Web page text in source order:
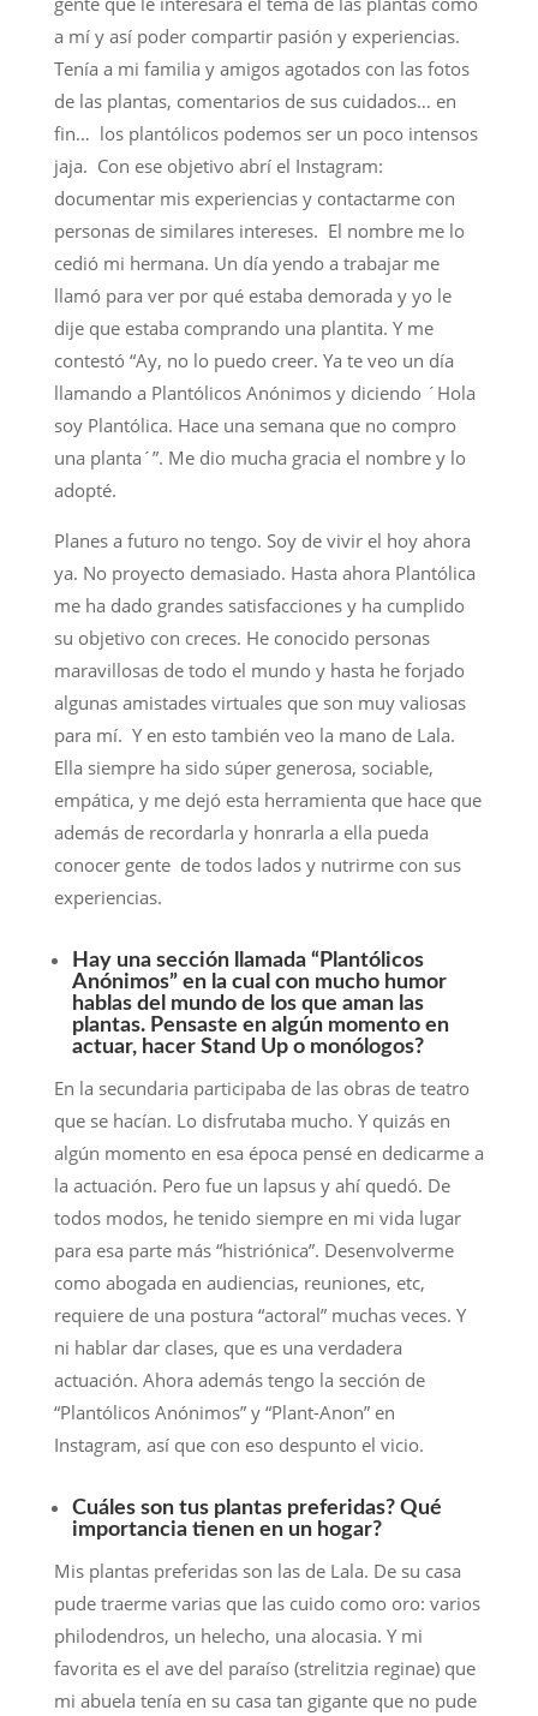
a mí y así poder compartir pasión y experiencias.
Tenía a mi familia y amigos agotados con las fotos
de las plantas, comentarios de sus cuidados… en
fin… los plantólicos podemos ser un poco intensos
jaja. Con ese objetivo abrí el Instagram:
documentar mis experiencias y contactarme con
personas de similares intereses. El nombre me lo
cedió mi hermana. Un día yendo a trabajar me
llamó para ver por qué estaba demorada y yo le
dije que estaba comprando una plantita. Y me
contestó “Ay, no lo puedo creer. Ya te veo un día
llamando a Plantólicos Anónimos y diciendo ´Hola
soy Plantólica. Hace una semana que no compro
una planta´”. Me dio mucha gracia el nombre y lo
adopté.
Planes a futuro no tengo. Soy de vivir el hoy ahora
ya. No proyecto demasiado. Hasta ahora Plantólica
me ha dado grandes satisfacciones y ha cumplido
su objetivo con creces. He conocido personas
maravillosas de todo el mundo y hasta he forjado
algunas amistades virtuales que son muy valiosas
para mí. Y en esto también veo la mano de Lala.
Ella siempre ha sido súper generosa, sociable,
empática, y me dejó esta herramienta que hace que
además de recordarla y honrarla a ella pueda
conocer gente de todos lados y nutrirme con sus
experiencias.
Hay una sección llamada “Plantólicos
Anónimos” en la cual con mucho humor
hablas del mundo de los que aman las
plantas. Pensaste en algún momento en
actuar, hacer Stand Up o monólogos?
En la secundaria participaba de las obras de teatro
que se hacían. Lo disfrutaba mucho. Y quizás en
algún momento en esa época pensé en dedicarme a
la actuación. Pero fue un lapsus y ahí quedó. De
todos modos, he tenido siempre en mi vida lugar
para esa parte más “histriónica”. Desenvolverme
como abogada en audiencias, reuniones, etc,
requiere de una postura “actoral” muchas veces. Y
ni hablar dar clases, que es una verdadera
actuación. Ahora además tengo la sección de
“Plantólicos Anónimos” y “Plant-Anon” en
Instagram, así que con eso despunto el vicio.
Cuáles son tus plantas preferidas? Qué
importancia tienen en un hogar?
Mis plantas preferidas son las de Lala. De su casa
pude traerme varias que las cuido como oro: varios
philodendros, un helecho, una alocasia. Y mi
favorita es el ave del paraíso (strelitzia reginae) que
mi abuela tenía en su casa tan gigante que no pude